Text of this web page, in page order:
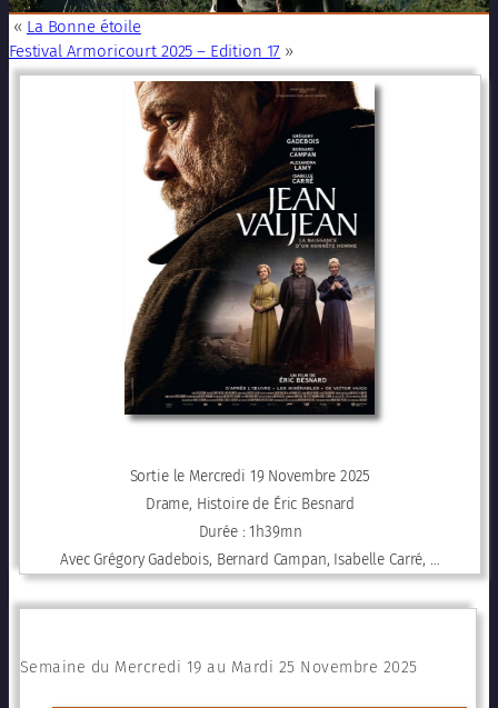
« La Bonne étoile
Festival Armoricourt 2025 – Edition 17 »
Sortie le Mercredi 19 Novembre 2025
Drame, Histoire de Éric Besnard
Durée : 1h39mn
Avec Grégory Gadebois, Bernard Campan, Isabelle Carré, …
Semaine du Mercredi 19 au Mardi 25 Novembre 2025